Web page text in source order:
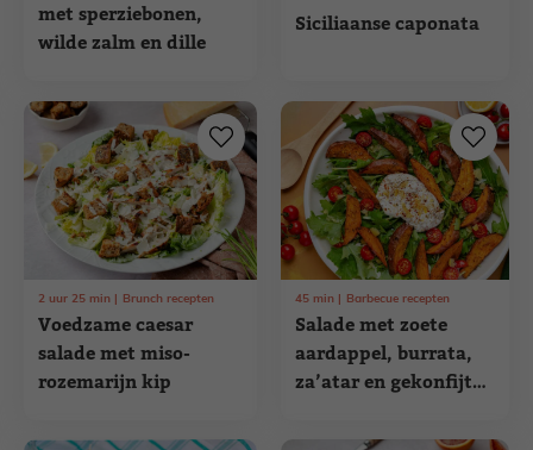
met sperziebonen,
wilde zalm en dille
Siciliaanse caponata
Voedzame caesar
salade met miso-
rozemarijn kip
2 uur 25 min Brunch recepten
Salade met zoete
aardappel, burrata,
za’atar en gekonfijte
45 min Barbecue recepten